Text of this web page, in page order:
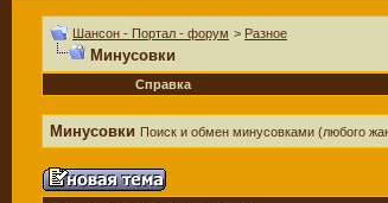
Шансон - Портал - форум > Разное
Минусовки
Справка
Минусовки Поиск и обмен минусовками (любого